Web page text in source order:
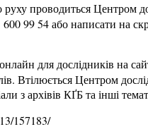
руху проводиться
99 54 або написати на
для дослідників на
Втілюється Центром
з архівів КҐБ та інші
157183/